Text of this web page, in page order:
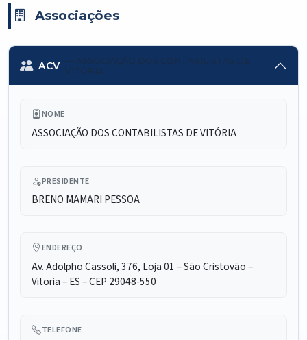
Associações
ACV — ASSOCIAÇÃO DOS CONTABILISTAS DE
VITÓRIA
NOME
ASSOCIAÇÃO DOS CONTABILISTAS DE VITÓRIA
PRESIDENTE
BRENO MAMARI PESSOA
ENDEREÇO
Av. Adolpho Cassoli, 376, Loja 01 – São Cristovão –
Vitoria – ES – CEP 29048-550
TELEFONE